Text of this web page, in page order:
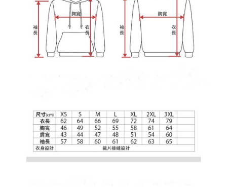
請求用戶進行身份認證。
５．嚴禁一人註冊多個帳號或使用他人資訊註冊。若發現惡意使用之情形，
恩沛科技股份有限公司將有權停止該用戶之使用額度並採取法律行動。